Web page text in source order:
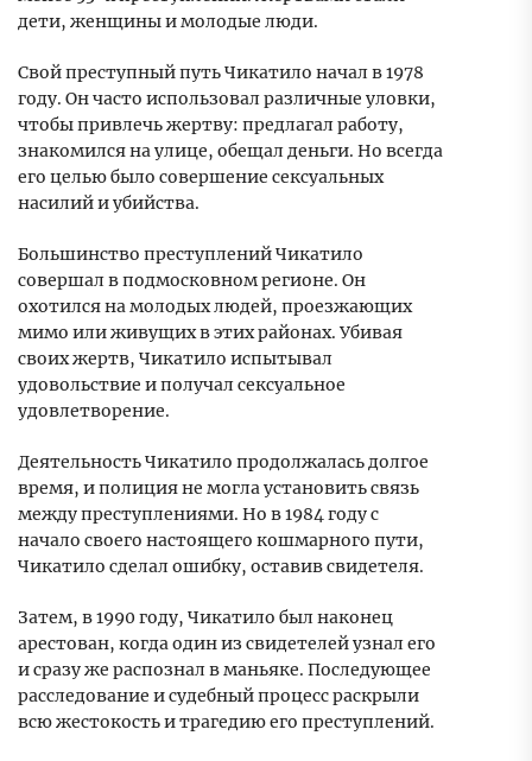
дети, женщины и молодые люди.
Свой преступный путь Чикатило начал в 1978
году. Он часто использовал различные уловки,
чтобы привлечь жертву: предлагал работу,
знакомился на улице, обещал деньги. Но всегда
его целью было совершение сексуальных
насилий и убийства.
Большинство преступлений Чикатило
совершал в подмосковном регионе. Он
охотился на молодых людей, проезжающих
мимо или живущих в этих районах. Убивая
своих жертв, Чикатило испытывал
удовольствие и получал сексуальное
удовлетворение.
Деятельность Чикатило продолжалась долгое
время, и полиция не могла установить связь
между преступлениями. Но в 1984 году с
начало своего настоящего кошмарного пути,
Чикатило сделал ошибку, оставив свидетеля.
Затем, в 1990 году, Чикатило был наконец
арестован, когда один из свидетелей узнал его
и сразу же распознал в маньяке. Последующее
расследование и судебный процесс раскрыли
всю жестокость и трагедию его преступлений.